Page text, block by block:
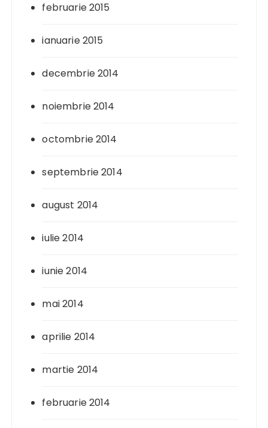
februarie 2015
ianuarie 2015
decembrie 2014
noiembrie 2014
octombrie 2014
septembrie 2014
august 2014
iulie 2014
iunie 2014
mai 2014
aprilie 2014
martie 2014
februarie 2014